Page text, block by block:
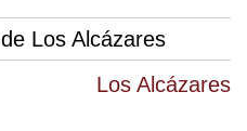
Los Alcázares
Los Alcázares